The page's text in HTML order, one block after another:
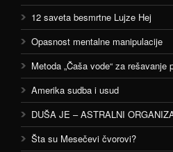
12 saveta besmrtne Lujze Hej
Opasnost mentalne manipulacije
Metoda „Čaša vode“ za
Amerika sudba i usud
DUŠA JE – ASTRALNI
Šta su Mesečevi čvorovi?